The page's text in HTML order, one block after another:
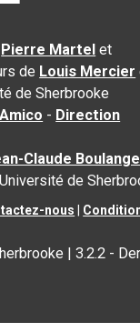
Pierre Martel et
de Louis Mercier
de Sherbrooke
- Direction
Claude
de
nous |
|3.2.2 -